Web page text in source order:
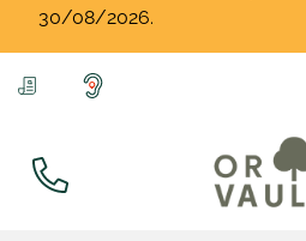
30/08/2026.